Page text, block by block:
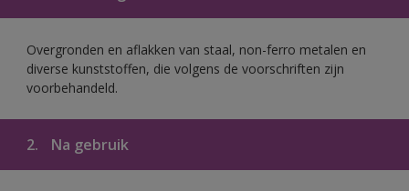
Overgronden en aflakken van staal, non-ferro metalen en
diverse kunststoffen, die volgens de voorschriften zijn
voorbehandeld.
2. Na gebruik